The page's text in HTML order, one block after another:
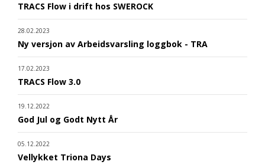
TRACS Flow i drift hos SWEROCK
28.02.2023
Ny versjon av Arbeidsvarsling loggbok - TRA
17.02.2023
TRACS Flow 3.0
19.12.2022
God Jul og Godt Nytt År
05.12.2022
Vellykket Triona Days